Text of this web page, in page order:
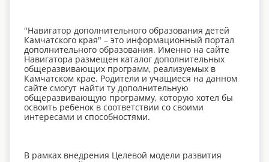
"Навигатор дополнительного образования детей
Камчатского края" – это информационный портал
дополнительного образования. Именно на сайте
Навигатора размещен каталог дополнительных
общеразвивающих программ, реализуемых в
Камчатском крае. Родители и учащиеся на данном
сайте смогут найти ту дополнительную
общеразвивающую программу, которую хотел бы
освоить ребенок в соответствии со своими
интересами и способностями.
В рамках внедрения Целевой модели развития